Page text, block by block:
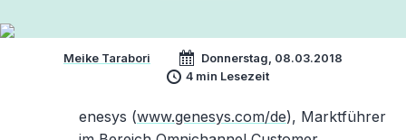
Meike Tarabori
Donnerstag, 08.03.2018
4 min Lesezeit
enesys (www.genesys.com/de), Marktführer